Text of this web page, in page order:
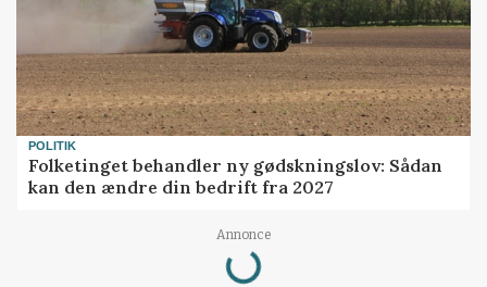
POLITIK
Folketinget behandler ny gødskningslov: Sådan
kan den ændre din bedrift fra 2027
Annonce
Loading...